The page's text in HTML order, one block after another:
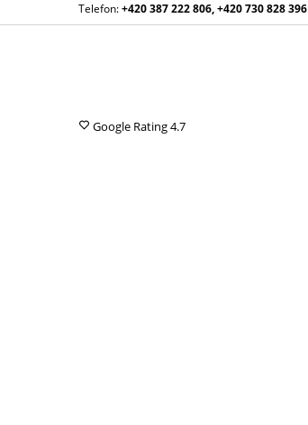
Telefon:+420 387 222 806, +420 730 828 396
Google Rating4.7